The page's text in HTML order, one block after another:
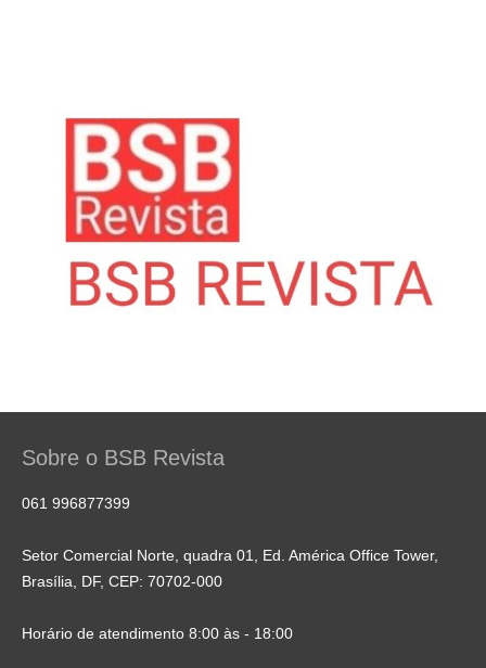
Sobre o BSB Revista
061 996877399
Setor Comercial Norte, quadra 01, Ed. América Office Tower,
Brasília, DF, CEP: 70702-000
Horário de atendimento 8:00 às - 18:00